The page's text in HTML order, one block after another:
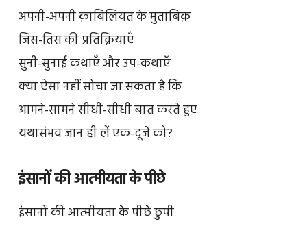
अपनी-अपनी क़ाबिलियत के मुताबिक़
जिस-तिस की प्रतिक्रियाएँ
सुनी-सुनाई कथाएँ और उप-कथाएँ
क्या ऐसा नहीं सोचा जा सकता है कि
आमने-सामने सीधी-सीधी बात करते हुए
यथासंभव जान ही लें एक-दूजे को?
इंसानों की आत्मीयता के पीछे
इंसानों की आत्मीयता के पीछे छुपी